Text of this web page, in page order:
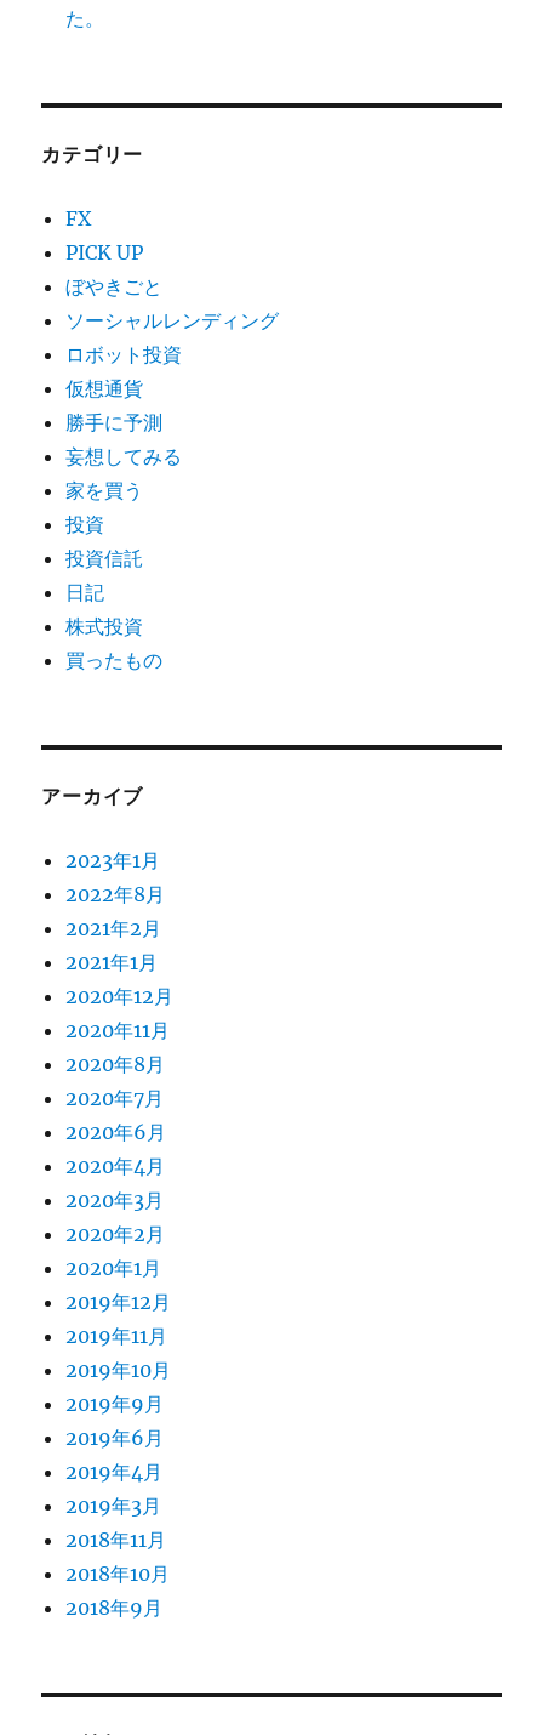
た。
カテゴリー
FX
PICK UP
ぼやきごと
ソーシャルレンディング
ロボット投資
仮想通貨
勝手に予測
妄想してみる
家を買う
投資
投資信託
日記
株式投資
買ったもの
アーカイブ
2023年1月
2022年8月
2021年2月
2021年1月
2020年12月
2020年11月
2020年8月
2020年7月
2020年6月
2020年4月
2020年3月
2020年2月
2020年1月
2019年12月
2019年11月
2019年10月
2019年9月
2019年6月
2019年4月
2019年3月
2018年11月
2018年10月
2018年9月